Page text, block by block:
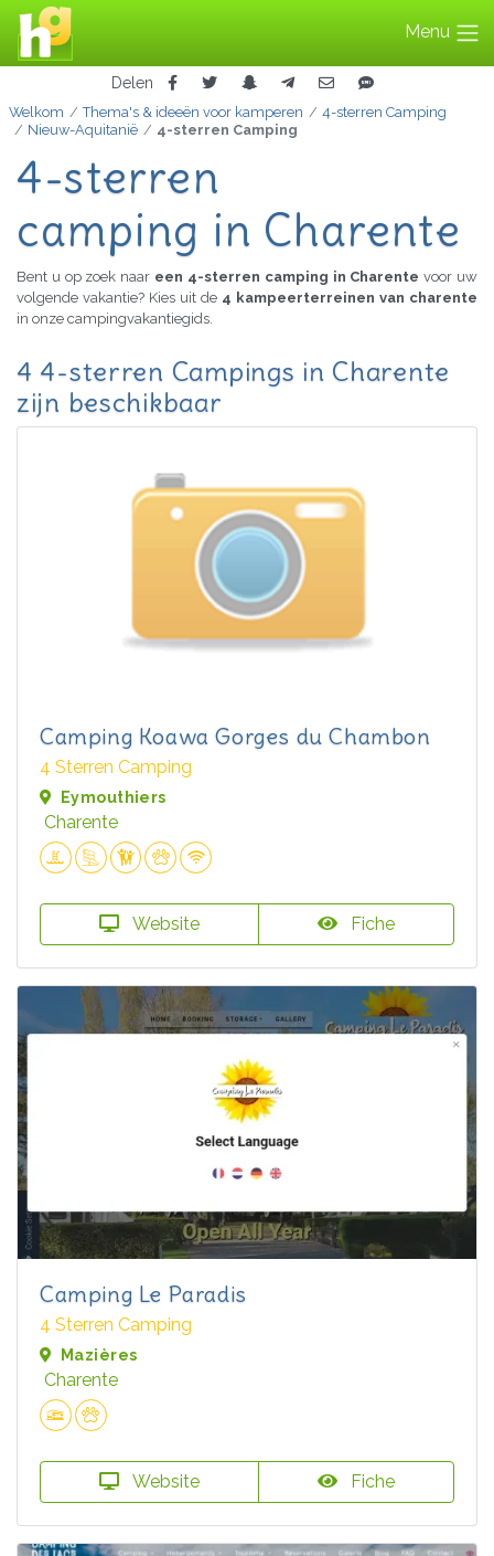
Menu
Delen
Welkom Thema's & ideeën voor kamperen
4-sterren Camping
Nieuw-Aquitanië
4-sterren Camping
4-sterren
camping in Charente
Bent u op zoek naar een 4-sterren camping in Charentevoor uw
volgende vakantie? Kies uit de 4 kampeerterreinen van charente
in onze campingvakantiegids.
4 4-sterren Campings in Charente
zijn beschikbaar
Camping Koawa Gorges du Chambon
4 Sterren Camping
Eymouthiers
Charente
Website Fiche
Camping Le Paradis
4 Sterren Camping
Mazières
Charente
Website Fiche